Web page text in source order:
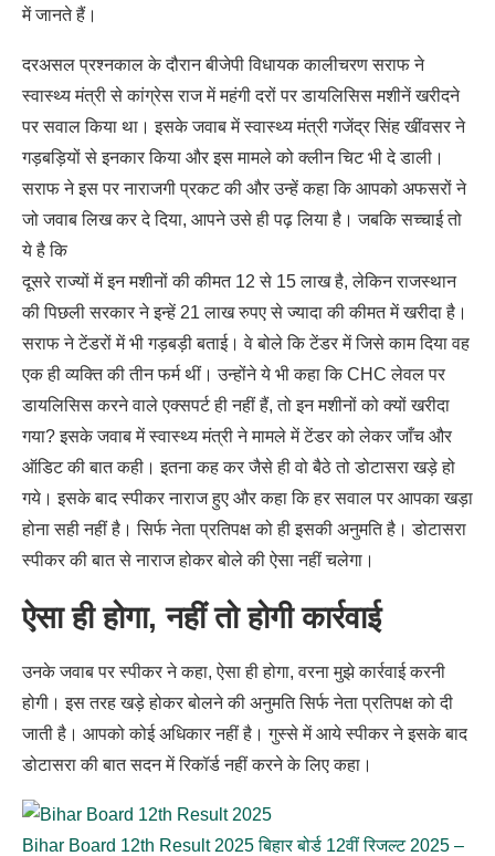
में जानते हैं।
दरअसल प्रश्नकाल के दौरान बीजेपी विधायक कालीचरण सराफ ने
स्वास्थ्य मंत्री से कांग्रेस राज में महंगी दरों पर डायलिसिस मशीनें खरीदने
पर सवाल किया था। इसके जवाब में स्वास्थ्य मंत्री गजेंद्र सिंह खींवसर ने
गड़बड़ियों से इनकार किया और इस मामले को क्लीन चिट भी दे डाली।
सराफ ने इस पर नाराजगी प्रकट की और उन्हें कहा कि आपको अफसरों ने
जो जवाब लिख कर दे दिया, आपने उसे ही पढ़ लिया है। जबकि सच्चाई तो
ये है कि
दूसरे राज्यों में इन मशीनों की कीमत 12 से 15 लाख है, लेकिन राजस्थान
की पिछली सरकार ने इन्हें 21 लाख रुपए से ज्यादा की कीमत में खरीदा है।
सराफ ने टेंडरों में भी गड़बड़ी बताई। वे बोले कि टेंडर में जिसे काम दिया वह
एक ही व्यक्ति की तीन फर्म थीं। उन्होंने ये भी कहा कि CHC लेवल पर
डायलिसिस करने वाले एक्सपर्ट ही नहीं हैं, तो इन मशीनों को क्यों खरीदा
गया? इसके जवाब में स्वास्थ्य मंत्री ने मामले में टेंडर को लेकर जाँच और
ऑडिट की बात कही। इतना कह कर जैसे ही वो बैठे तो डोटासरा खड़े हो
गये। इसके बाद स्पीकर नाराज हुए और कहा कि हर सवाल पर आपका खड़ा
होना सही नहीं है। सिर्फ नेता प्रतिपक्ष को ही इसकी अनुमति है। डोटासरा
स्पीकर की बात से नाराज होकर बोले की ऐसा नहीं चलेगा।
ऐसा ही होगा, नहीं तो होगी कार्रवाई
उनके जवाब पर स्पीकर ने कहा, ऐसा ही होगा, वरना मुझे कार्रवाई करनी
होगी। इस तरह खड़े होकर बोलने की अनुमति सिर्फ नेता प्रतिपक्ष को दी
जाती है। आपको कोई अधिकार नहीं है। गुस्से में आये स्पीकर ने इसके बाद
डोटासरा की बात सदन में रिकॉर्ड नहीं करने के लिए कहा।
Bihar Board 12th Result 2025 बिहार बोर्ड 12वीं रिजल्ट 2025 –